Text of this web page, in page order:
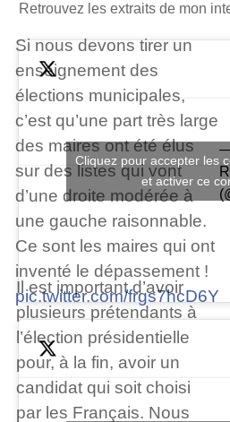
Retrouvez les extraits de mon
Si nous devons tirer un
enseignement des
élections municipales,
c’est qu’une part très large
des maires ont été élus
sur des listes qui vont
d’une droite modérée à
une gauche raisonnable.
Ce sont les maires qui ont
inventé le dépassement !
pic.twitter.com/frgs7hcD6Y
—
Cliquez pour accepter les
et activer ce
Il est important d’avoir
plusieurs prétendants à
l’élection présidentielle
pour, à la fin, avoir un
candidat qui soit choisi
par les Français. Nous